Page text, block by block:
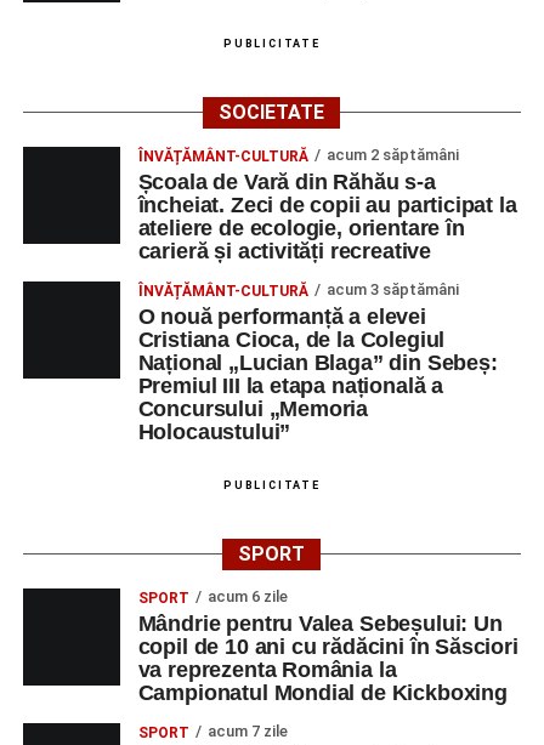
PUBLICITATE
SOCIETATE
ÎNVĂȚĂMÂNT-CULTURĂ acum 2 săptămâni
Școala de Vară din Răhău s-a
încheiat. Zeci de copii au participat la
ateliere de ecologie, orientare în
carieră și activități recreative
ÎNVĂȚĂMÂNT-CULTURĂ acum 3 săptămâni
O nouă performanță a elevei
Cristiana Cioca, de la Colegiul
Național „Lucian Blaga” din Sebeș:
Premiul III la etapa națională a
Concursului „Memoria
Holocaustului”
PUBLICITATE
SPORT
SPORT acum 6 zile
Mândrie pentru Valea Sebeșului: Un
copil de 10 ani cu rădăcini în Săsciori
va reprezenta România la
Campionatul Mondial de Kickboxing
SPORT acum 7 zile